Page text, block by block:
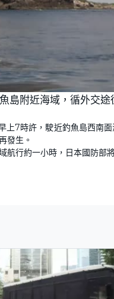
島附近海域，循外交途
7時許，駛近釣魚島西南
發生。
行約一小時，日本國防部